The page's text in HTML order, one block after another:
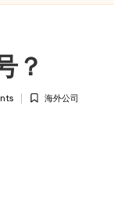
？
Posted
海外公司